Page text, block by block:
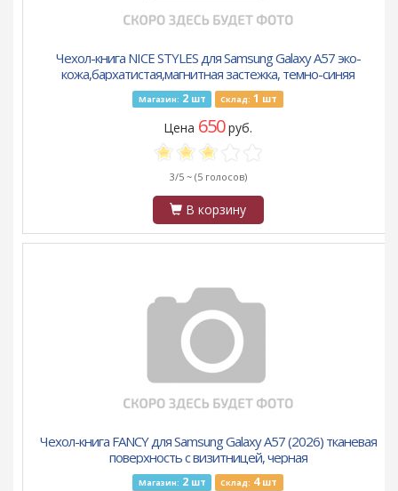
Чехол-книга NICE STYLES для Samsung Galaxy A57 эко-
кожа,бархатистая,магнитная застежка, темно-синяя
Магазин: 2шт Склад: 1 шт
Цена 650руб.
3/5 ~ (5 голосов)
В корзину
Чехол-книга FANCY для Samsung Galaxy A57 (2026) тканевая
поверхность с визитницей, черная
Магазин: 2шт Склад: 4шт